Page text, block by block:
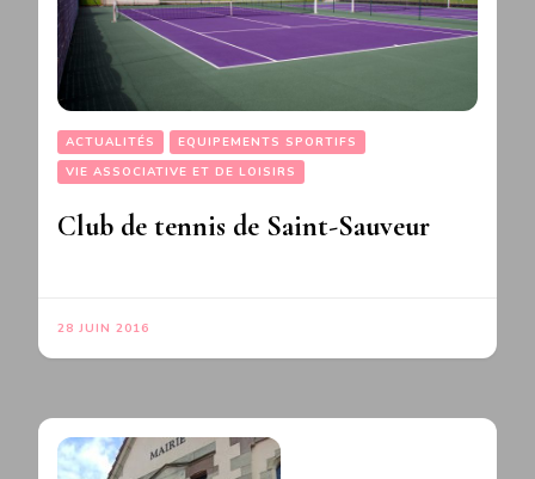
ACTUALITÉS
EQUIPEMENTS SPORTIFS
VIE ASSOCIATIVE ET DE LOISIRS
Club de tennis de Saint-Sauveur
28 JUIN 2016